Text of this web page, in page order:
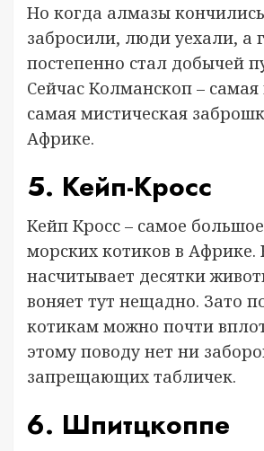
Но когда алмазы
забросили, люди уехали, а
постепенно стал добычей
Сейчас Колманскоп – самая
самая мистическая
Африке.
5. Кейп-Кросс
Кейп Кросс – самое
морских котиков в Африке.
насчитывает десятки
воняет тут нещадно. Зато
котикам можно почти
этому поводу нет ни
запрещающих табличек.
6. Шпитцкоппе